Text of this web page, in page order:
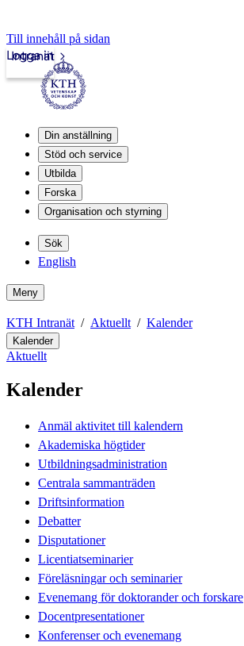
Till innehåll på sidan
Intranät
Logga in
Din anställning
Stöd och service
Utbilda
Forska
Organisation och styrning
Sök
English
Meny
KTH Intranät Aktuellt Kalender
Kalender
Aktuellt
Kalender
Anmäl aktivitet till kalendern
Akademiska högtider
Utbildningsadministration
Centrala sammanträden
Driftsinformation
Debatter
Disputationer
Licentiatseminarier
Föreläsningar och seminarier
Evenemang för doktorander och forskare
Docentpresentationer
Konferenser och evenemang